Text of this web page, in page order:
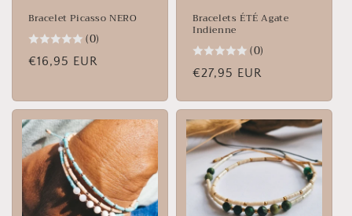
Bracelet Picasso NERO
(0)
Prix
€16,95 EUR
Bracelets ÉTÉ Agate
Indienne
(0)
Prix
€27,95 EUR